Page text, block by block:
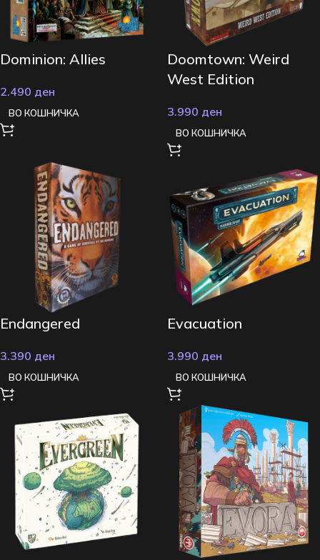
Dominion: Allies
2.490 ден
ВО КОШНИЧКА
Doomtown: Weird
West Edition
3.990 ден
ВО КОШНИЧКА
Endangered
3.390 ден
ВО КОШНИЧКА
Evacuation
3.990 ден
ВО КОШНИЧКА